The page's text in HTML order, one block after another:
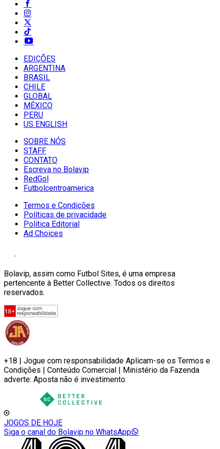
EDIÇÕES
ARGENTINA
BRASIL
CHILE
GLOBAL
MÉXICO
PERU
US ENGLISH
SOBRE NÓS
STAFF
CONTATO
Escreva no Bolavip
RedGol
Futbolcentroamerica
Termos e Condições
Políticas de privacidade
Política Editorial
Ad Choices
Bolavip, assim como Futbol Sites, é uma empresa
pertencente à Better Collective. Todos os direitos
reservados.
+18 | Jogue com responsabilidade Aplicam-se os Termos e
Condições | Conteúdo Comercial | Ministério da Fazenda
adverte: Aposta não é investimento.
JOGOS DE HOJE
Siga o canal do Bolavip no WhatsApp